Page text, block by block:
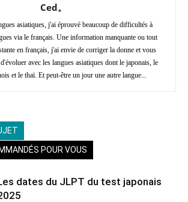
Ced。
asiatiques, j'ai éprouvé beaucoup de difficultés à
via le français. Une information manquante ou tout
en français, j'ai envie de corriger la donne et vous
avec les langues asiatiques dont le japonais, le
et le thaï. Et peut-être un jour une autre langue...
POUR VOUS
dates du JLPT du test japonais